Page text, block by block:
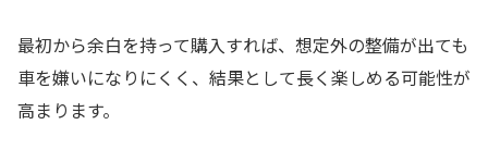
最初から余白を持って購入すれば、想定外の整備が出ても
車を嫌いになりにくく、結果として長く楽しめる可能性が
高まります。